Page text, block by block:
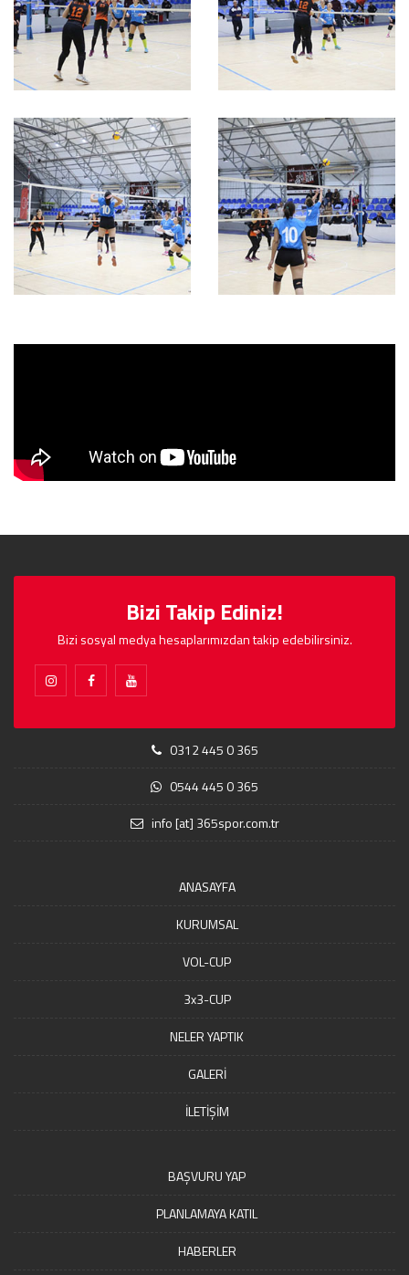
Bizi Takip Ediniz!
Bizi sosyal medya hesaplarımızdan takip edebilirsiniz.
0312 445 0 365
0544 445 0 365
info [at] 365spor.com.tr
ANASAYFA
KURUMSAL
VOL-CUP
3x3-CUP
NELER YAPTIK
GALERİ
İLETİŞİM
BAŞVURU YAP
PLANLAMAYA KATIL
HABERLER